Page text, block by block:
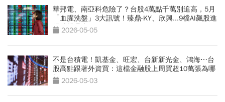
華邦電、南亞科危險了？台股4萬點千萬別追高，5月
「血腥洗盤」3大訊號！臻鼎-KY、欣興...9檔AI飆股進
場時機曝光
2026-05-05
不是台積電！凱基金、旺宏、台新新光金、鴻海⋯台
股高點跟著外資買：這檔金融股上周買超10萬張為哪
樁？2026-05-03